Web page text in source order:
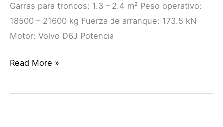
Garras para troncos: 1.3 – 2.4 m² Peso operativo:
18500 – 21600 kg Fuerza de arranque: 173.5 kN
Motor: Volvo D6J Potencia
Read More »